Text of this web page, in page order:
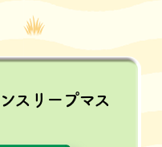
スリープマス